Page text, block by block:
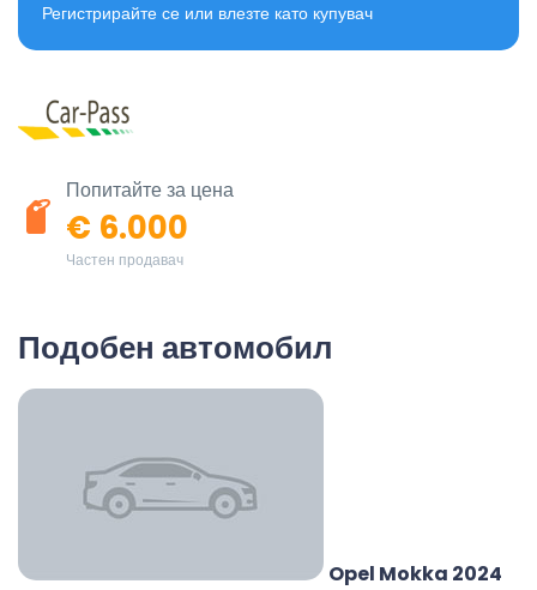
Регистрирайте се или влезте като купувач
Попитайте за цена
€ 6.000
Частен продавач
Подобен автомобил
Opel Mokka 2024